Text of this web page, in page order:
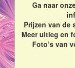
Ga naar
Prijzen van de
Meer uitleg en
Foto’s van